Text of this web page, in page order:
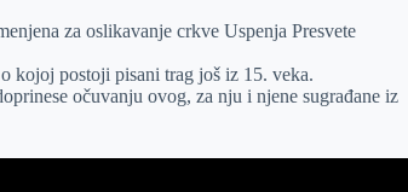
za oslikavanje crkve Uspenja Presvete
kojoj postoji pisani trag još iz 15. veka.
očuvanju ovog, za nju i njene sugrađane iz